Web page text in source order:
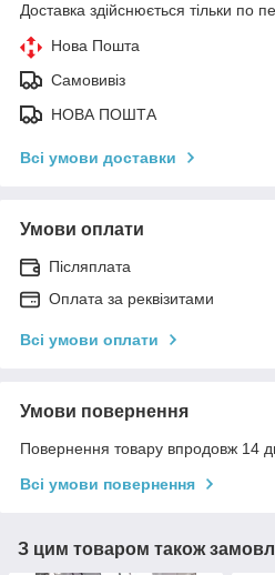
Доставка здійснюється тільки по
Нова Пошта
Самовивіз
НОВА ПОШТА
Всі умови доставки
Умови оплати
Післяплата
Оплата за реквізитами
Всі умови оплати
Умови повернення
Повернення товару впродовж 14
Всі умови повернення
З цим товаром також